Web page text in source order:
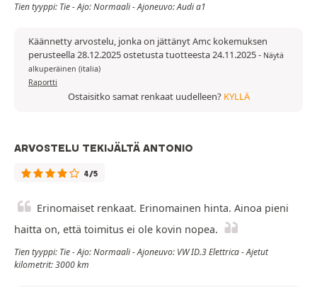
Tien tyyppi: Tie - Ajo: Normaali - Ajoneuvo: Audi a1
Käännetty arvostelu, jonka on jättänyt Amc kokemuksen
perusteella 28.12.2025 ostetusta tuotteesta 24.11.2025- Näytä
alkuperäinen (italia)
Raportti
Ostaisitko samat renkaat uudelleen? KYLLÄ
ARVOSTELU TEKIJÄLTÄ ANTONIO
4/5
Erinomaiset renkaat. Erinomainen hinta. Ainoa pieni
haitta on, että toimitus ei ole kovin nopea.
Tien tyyppi: Tie - Ajo: Normaali - Ajoneuvo: VW ID.3 Elettrica - Ajetut
kilometrit: 3000 km